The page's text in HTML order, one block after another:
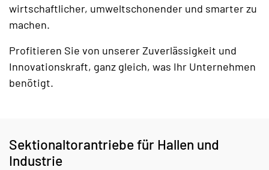
wirtschaftlicher, umweltschonender und smarter zu
machen.
Profitieren Sie von unserer Zuverlässigkeit und
Innovationskraft, ganz gleich, was Ihr Unternehmen
benötigt.
Sektionaltorantriebe für Hallen und
Industrie